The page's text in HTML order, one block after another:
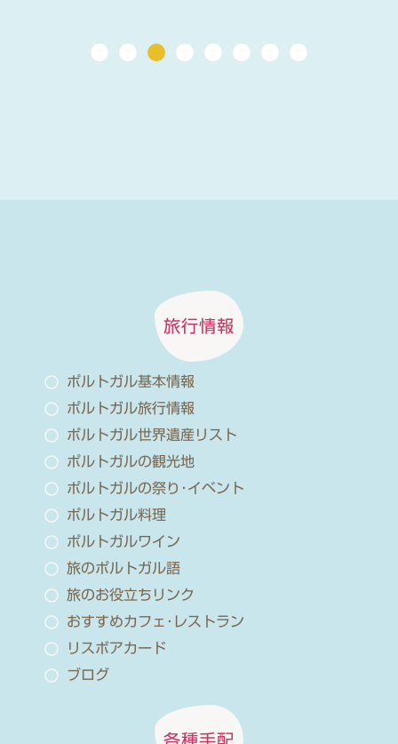
旅行情報
ポルトガル基本情報
ポルトガル旅行情報
ポルトガル世界遺産リスト
ポルトガルの観光地
ポルトガルの祭り･イベント
ポルトガル料理
ポルトガルワイン
旅のポルトガル語
旅のお役立ちリンク
おすすめカフェ･レストラン
リスボアカード
ブログ
各種手配